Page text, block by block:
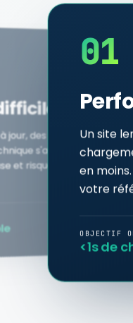
01
Un site
en
votre
<1s de
OBJECTIF
des plugins obsolètes,
s'accumule et rend
et risquée. Il est temps de